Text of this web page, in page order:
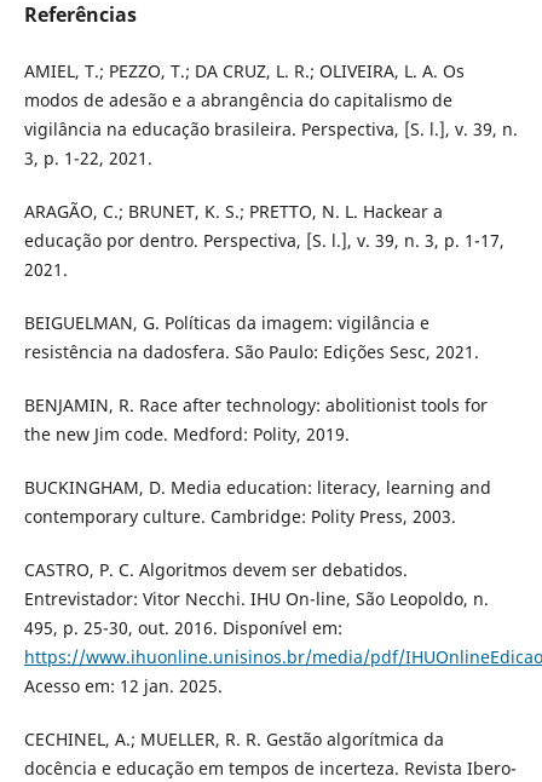
Referências
AMIEL, T.; PEZZO, T.; DA CRUZ, L. R.; OLIVEIRA, L. A. Os
modos de adesão e a abrangência do capitalismo de
vigilância na educação brasileira. Perspectiva, [S. l.], v. 39, n.
3, p. 1-22, 2021.
ARAGÃO, C.; BRUNET, K. S.; PRETTO, N. L. Hackear a
educação por dentro. Perspectiva, [S. l.], v. 39, n. 3, p. 1-17,
2021.
BEIGUELMAN, G. Políticas da imagem: vigilância e
resistência na dadosfera. São Paulo: Edições Sesc, 2021.
BENJAMIN, R. Race after technology: abolitionist tools for
the new Jim code. Medford: Polity, 2019.
BUCKINGHAM, D. Media education: literacy, learning and
contemporary culture. Cambridge: Polity Press, 2003.
CASTRO, P. C. Algoritmos devem ser debatidos.
Entrevistador: Vitor Necchi. IHU On-line, São Leopoldo, n.
495, p. 25-30, out. 2016. Disponível em:
https://www.ihuonline.unisinos.br/media/pdf/
Acesso em: 12 jan. 2025.
CECHINEL, A.; MUELLER, R. R. Gestão algorítmica da
docência e educação em tempos de incerteza. Revista Ibero-